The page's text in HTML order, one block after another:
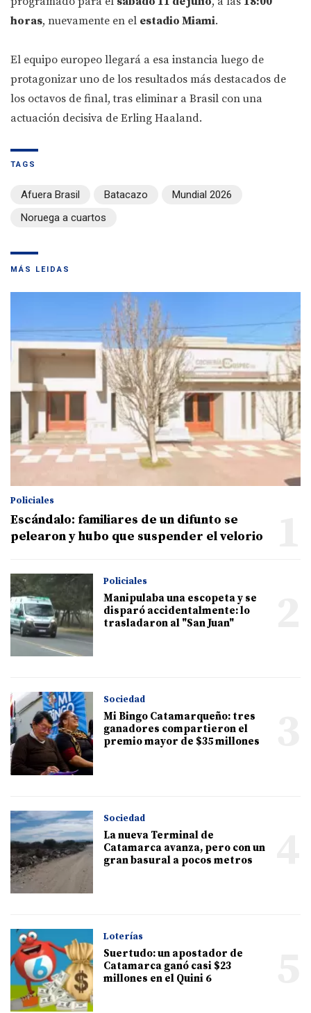
horas, nuevamente en el estadio Miami.
El equipo europeo llegará a esa instancia luego de
protagonizar uno de los resultados más destacados de
los octavos de final, tras eliminar a Brasil con una
actuación decisiva de Erling Haaland.
TAGS
Afuera Brasil Batacazo
Mundial 2026
Noruega a cuartos
MÁS LEIDAS
Policiales
Escándalo: familiares de un difunto se
pelearon y hubo que suspender el velorio
Policiales
Manipulaba una escopeta y se
disparó accidentalmente: lo
trasladaron al "San Juan"
Sociedad
Mi Bingo Catamarqueño: tres
ganadores compartieron el
premio mayor de $35 millones
Sociedad
La nueva Terminal de
Catamarca avanza, pero con un
gran basural a pocos metros
Loterías
Suertudo: un apostador de
Catamarca ganó casi $23
millones en el Quini 6